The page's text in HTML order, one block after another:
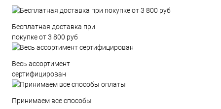
Бесплатная доставка при
покупке от 3 800 руб
Весь ассортимент
сертифицирован
Принимаем все способы